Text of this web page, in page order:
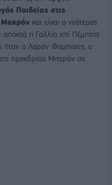
Παιδείας στις
Μακρόν και είναι ο νεότερος
η Γαλλία επί Πέμπτης
ήταν ο Λοράν Φαμπιούς, ο
προεδρίας Μιτεράν σε